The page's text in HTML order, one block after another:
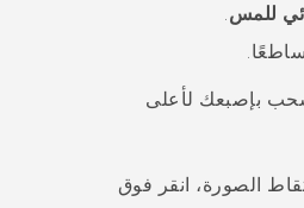
للمس
بإصبعك لأعلى
الصورة، انقر فوق